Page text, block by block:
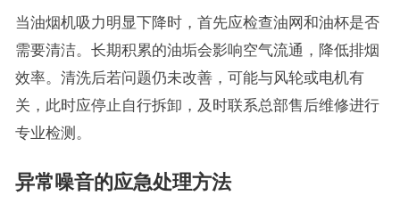
当油烟机吸力明显下降时，首先应检查油网和油杯是否
需要清洁。长期积累的油垢会影响空气流通，降低排烟
效率。清洗后若问题仍未改善，可能与风轮或电机有
关，此时应停止自行拆卸，及时联系总部售后维修进行
专业检测。
异常噪音的应急处理方法